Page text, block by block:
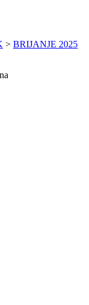
> BRIJANJE 2025